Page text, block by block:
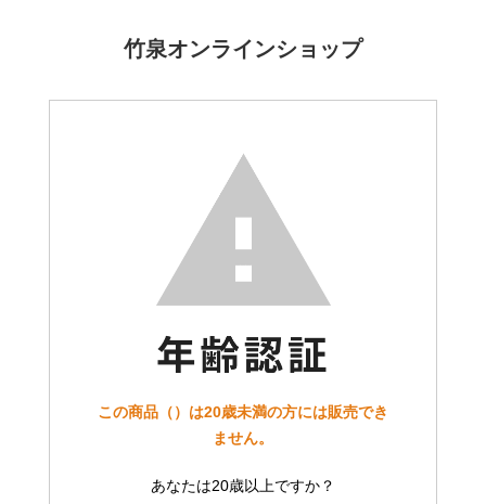
竹泉オンラインショップ
この商品（）は20歳未満の方には販売でき
ません。
あなたは20歳以上ですか？